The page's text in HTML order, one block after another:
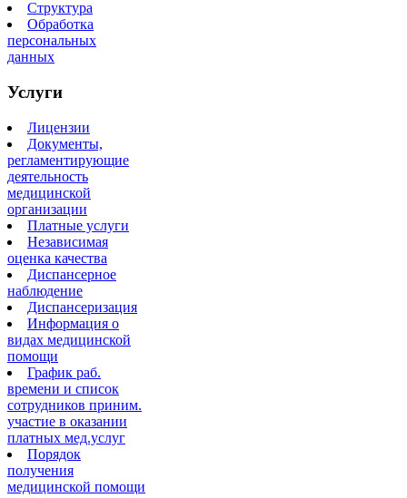
Структура
Обработка
персональных
данных
Услуги
Лицензии
Документы,
регламентирующие
деятельность
медицинской
организации
Платные услуги
Независимая
оценка качества
Диспансерное
наблюдение
Диспансеризация
Информация о
видах медицинской
помощи
График раб.
времени и список
сотрудников приним.
участие в оказании
платных мед.услуг
Порядок
получения
медицинской помощи